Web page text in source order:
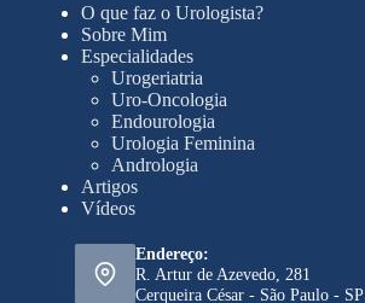
O que faz o Urologista?
Sobre Mim
Especialidades
Urogeriatria
Uro-Oncologia
Endourologia
Urologia Feminina
Andrologia
Artigos
Vídeos
Endereço:
R. Artur de Azevedo, 281
Cerqueira César - São Paulo - SP